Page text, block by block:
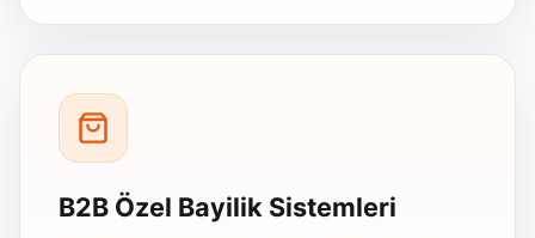
B2B Özel Bayilik Sistemleri